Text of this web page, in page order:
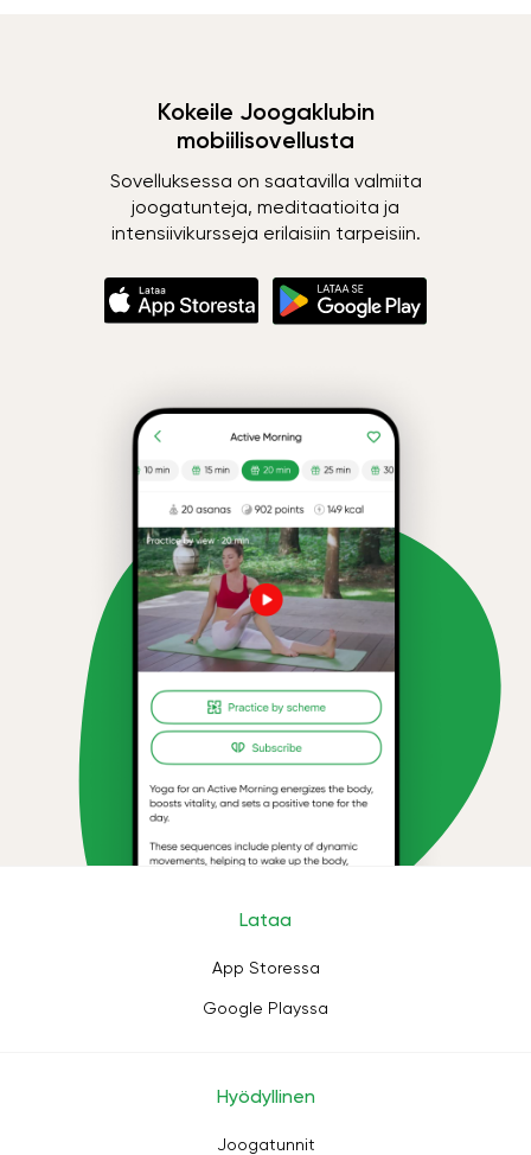
Kokeile Joogaklubin
mobiilisovellusta
Sovelluksessa on saatavilla valmiita
joogatunteja, meditaatioita ja
intensiivikursseja erilaisiin tarpeisiin.
Lataa
App Storessa
Google Playssa
Hyödyllinen
Joogatunnit